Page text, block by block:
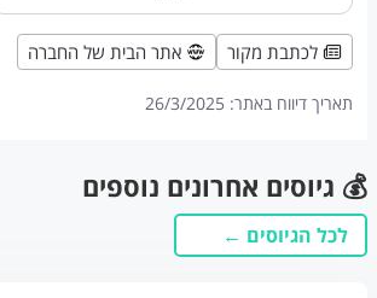
לכתבת מקור אתר הבית של החברה
תאריך דיווח באתר: 26/3/2025
💰 גיוסים אחרונים נוספים
לכל הגיוסים ←